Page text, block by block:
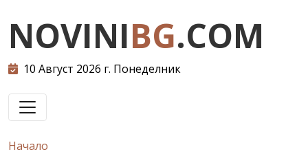
NOVINIBG.COM
10 Август 2026 г. Понеделник
Начало